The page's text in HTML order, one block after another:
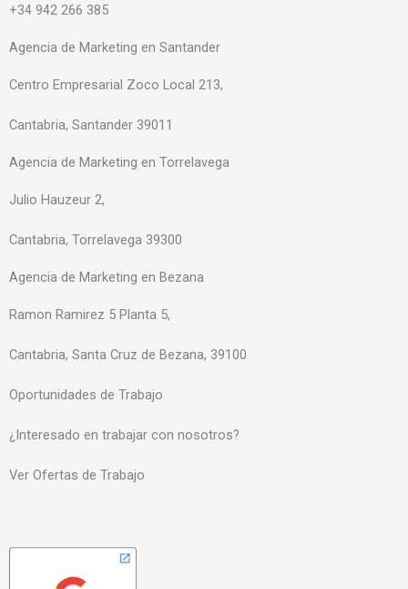
o
o
-
g
r
m
i
-
n
+34 942 266 385
Agencia de Marketing en Santander
Centro Empresarial Zoco Local 213,
Cantabria, Santander 39011
Agencia de Marketing en Torrelavega
Julio Hauzeur 2,
Cantabria, Torrelavega 39300
Agencia de Marketing en Bezana
Ramon Ramirez 5 Planta 5,
Cantabria, Santa Cruz de Bezana, 39100
Oportunidades de Trabajo
¿Interesado en trabajar con nosotros?
Ver Ofertas de Trabajo